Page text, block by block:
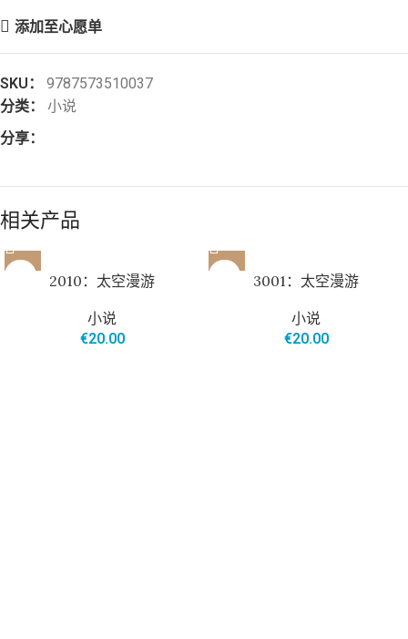
添加至心愿单
SKU： 9787573510037
分类：
小说
分享：
相关产品
2010：太空漫游
小说
€20.00
3001：太空漫游
小说
€20.00